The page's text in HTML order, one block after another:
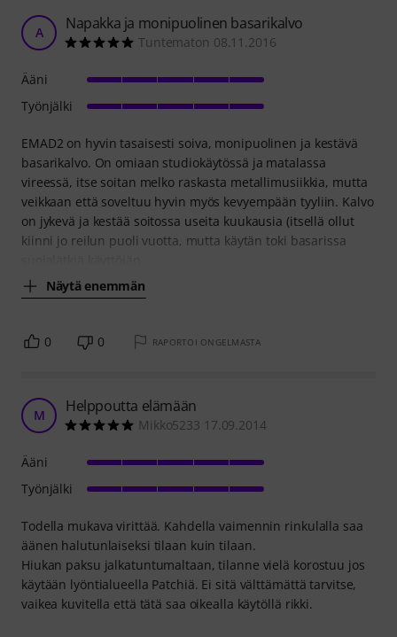
A Napakka ja monipuolinen basarikalvo
Tuntematon 08.11.2016
EMAD2 on hyvin tasaisesti soiva, monipuolinen ja kestävä
basarikalvo. On omiaan studiokäytössä ja matalassa
vireessä, itse soitan melko raskasta metallimusiikkia, mutta
veikkaan että soveltuu hyvin myös kevyempään tyyliin. Kalvo
on jykevä ja kestää soitossa useita kuukausia (itsellä ollut
kiinni jo reilun puoli vuotta, mutta käytän toki basarissa
Näytä enemmän
Ääni
Työnjälki
0 0 RAPORTOI ONGELMASTA
M Helppoutta elämään
Mikko5233 17.09.2014
Todella mukava virittää. Kahdella vaimennin rinkulalla saa
äänen halutunlaiseksi tilaan kuin tilaan.
Hiukan paksu jalkatuntumaltaan, tilanne vielä korostuu jos
käytään lyöntialueella Patchiä. Ei sitä välttämättä tarvitse,
vaikea kuvitella että tätä saa oikealla käytöllä rikki.
Ääni
Työnjälki